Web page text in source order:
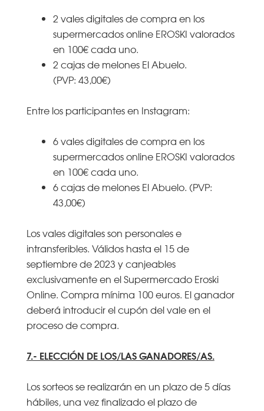
2 vales digitales de compra en los
supermercados online EROSKI valorados
en 100€ cada uno.
2 cajas de melones El Abuelo.
(PVP: 43,00€)
Entre los participantes en Instagram:
6 vales digitales de compra en los
supermercados online EROSKI valorados
en 100€ cada uno.
6 cajas de melones El Abuelo. (PVP:
43,00€)
Los vales digitales son personales e
intransferibles. Válidos hasta el 15 de
septiembre de 2023 y canjeables
exclusivamente en el Supermercado Eroski
Online. Compra mínima 100 euros. El ganador
deberá introducir el cupón del vale en el
proceso de compra.
7.- ELECCIÓN DE LOS/LAS GANADORES/AS.
Los sorteos se realizarán en un plazo de 5 días
hábiles, una vez finalizado el plazo de